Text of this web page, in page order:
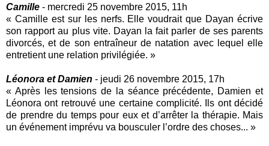
Camille - mercredi 25 novembre 2015, 11h
« Camille est sur les nerfs. Elle voudrait que Dayan écrive
son rapport au plus vite. Dayan la fait parler de ses parents
divorcés, et de son entraîneur de natation avec lequel elle
entretient une relation privilégiée. »
Léonora et Damien - jeudi 26 novembre 2015, 17h
« Après les tensions de la séance précédente, Damien et
Léonora ont retrouvé une certaine complicité. Ils ont décidé
de prendre du temps pour eux et d’arrêter la thérapie. Mais
un événement imprévu va bousculer l’ordre des choses... »